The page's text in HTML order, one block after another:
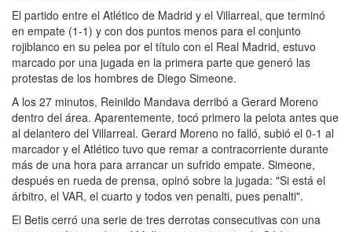
El partido entre el Atlético de Madrid y el Villarreal, que terminó
en empate (1-1) y con dos puntos menos para el conjunto
rojiblanco en su pelea por el título con el Real Madrid, estuvo
marcado por una jugada en la primera parte que generó las
protestas de los hombres de Diego Simeone.
A los 27 minutos, Reinildo Mandava derribó a Gerard Moreno
dentro del área. Aparentemente, tocó primero la pelota antes que
al delantero del Villarreal. Gerard Moreno no falló, subió el 0-1 al
marcador y el Atlético tuvo que remar a contracorriente durante
más de una hora para arrancar un sufrido empate. Simeone,
después en rueda de prensa, opinó sobre la jugada: "Si está el
árbitro, el VAR, el cuarto y todos ven penalti, pues penalti".
El Betis cerró una serie de tres derrotas consecutivas con una